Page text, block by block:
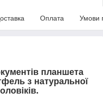
Оплата Умови
планшета
з натуральної